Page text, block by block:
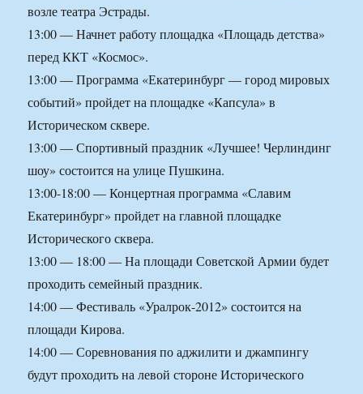
возле театра Эстрады.
13:00 — Начнет работу площадка «Площадь детства»
перед ККТ «Космос».
13:00 — Программа «Екатеринбург — город мировых
событий» пройдет на площадке «Капсула» в
Историческом сквере.
13:00 — Спортивный праздник «Лучшее! Черлиндинг
шоу» состоится на улице Пушкина.
13:00-18:00 — Концертная программа «Славим
Екатеринбург» пройдет на главной площадке
Исторического сквера.
13:00 — 18:00 — На площади Советской Армии будет
проходить семейный праздник.
14:00 — Фестиваль «Уралрок-2012» состоится на
площади Кирова.
14:00 — Соревнования по аджилити и джампингу
будут проходить на левой стороне Исторического